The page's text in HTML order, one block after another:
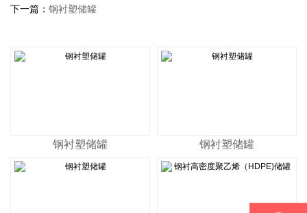
下一篇： 钢衬塑储罐
钢衬塑储罐 钢衬塑储罐